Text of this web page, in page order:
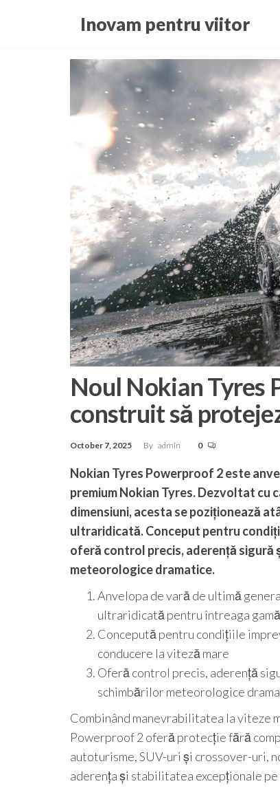
Inovam pentru viitor
Noul Nokian Tyres
construit să
October 7, 2025 By admin 0
Nokian Tyres Powerproof 2 este
premium Nokian Tyres. Dezvoltat
dimensiuni, acesta se poziționează
ultraridicată. Conceput pentru
oferă control precis, aderență sigură
meteorologice dramatice.
Anvelopa de vară de ultimă
ultraridicată pentru întreaga
Concepută pentru condițiile
conducere la viteză mare
Oferă control precis, aderență
schimbărilor meteorologice
Combinând manevrabilitatea la viteze
Powerproof 2 oferă protecție fără
autoturisme, SUV-uri și crossover-uri,
aderența și stabilitatea excepționale pe